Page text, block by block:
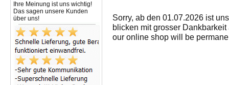
Sorry, ab den 01.07.2026 ist
blicken mit grosser
our online shop will be
Ihre Meinung ist uns wichtig!
Das sagen unsere Kunden
über uns!